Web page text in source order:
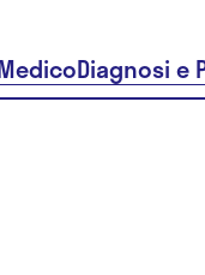
Diagnosi e